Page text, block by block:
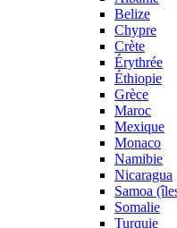
Belize
Chypre
Crète
Érythrée
Éthiopie
Grèce
Maroc
Mexique
Monaco
Namibie
Nicaragua
Samoa
Somalie
Turquie